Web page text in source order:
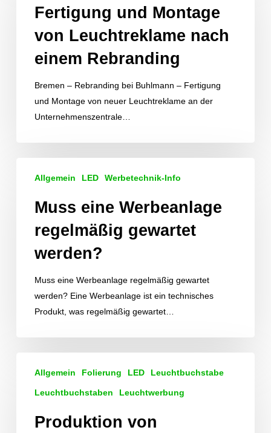
Leuchtreklame
einem
Rebranding
Fertigung und Montage
von Leuchtreklame nach
einem Rebranding
Bremen – Rebranding bei Buhlmann – Fertigung
und Montage von neuer Leuchtreklame an der
Unternehmenszentrale…
regelmäßig
gewartet
Allgemein LED Werbetechnik-Info
Muss eine Werbeanlage
regelmäßig gewartet
werden?
Muss eine Werbeanlage regelmäßig gewartet
werden? Eine Werbeanlage ist ein technisches
Produkt, was regelmäßig gewartet…
Leuchtreklame
Allgemein Folierung LED Leuchtbuchstabe
Leuchtbuchstaben Leuchtwerbung
Produktion von